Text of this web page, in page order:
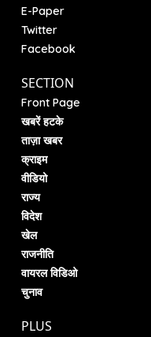
E-Paper
Twitter
Facebook
SECTION
Front Page
खबरें हटके
ताज़ा खबर
क्राइम
वीडियो
राज्य
विदेश
खेल
राजनीति
वायरल विडिओ
चुनाव
PLUS